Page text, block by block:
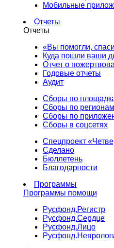
Мобильные
Отчеты
Отчеты
«Вы помогли,
Куда пошли ваши
Отчет о
Годовые отчеты
Аудит
Сборы по
Сборы по регионам
Сборы по
Сборы в соцсетях
Спецпроект
Сделано
Бюллетень
Благодарности
Программы
Программы помощи
Русфонд.Регистр
Русфонд.Сердце
Русфонд.Лицо
Русфонд.